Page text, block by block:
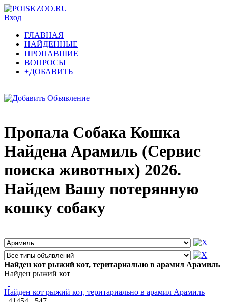
Вход
ГЛАВНАЯ
НАЙДЕННЫЕ
ПРОПАВШИЕ
ВОПРОСЫ
+ДОБАВИТЬ
Пропала Собака Кошка
Найдена Арамиль (Сервис
поиска животных) 2026.
Найдем Вашу потерянную
кошку собаку
Найден кот рыжий кот, теритариально в арамил Арамиль
Найден рыжий кот
Найден кот рыжий кот, теритариально в арамил Арамиль